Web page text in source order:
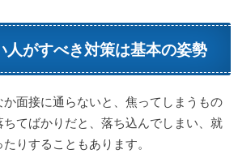
人がすべき対策は基本の姿勢
面接に通らないと、焦ってしまうもの
てばかりだと、落ち込んでしまい、就
りすることもあります。